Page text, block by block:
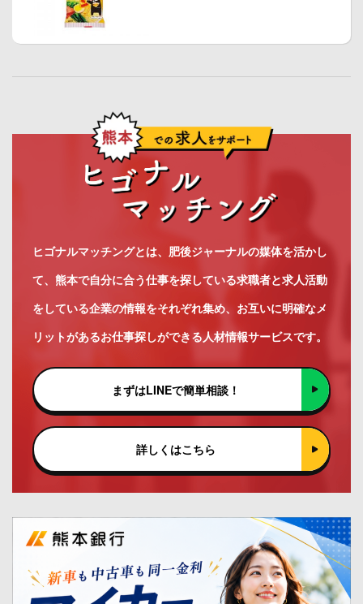
ヒゴナルマッチングとは、肥後ジャーナルの媒体を活かし
て、熊本で自分に合う仕事を探している求職者と求人活動
をしている企業の情報をそれぞれ集め、お互いに明確なメ
リットがあるお仕事探しができる人材情報サービスです。
まずはLINEで簡単相談！
詳しくはこちら